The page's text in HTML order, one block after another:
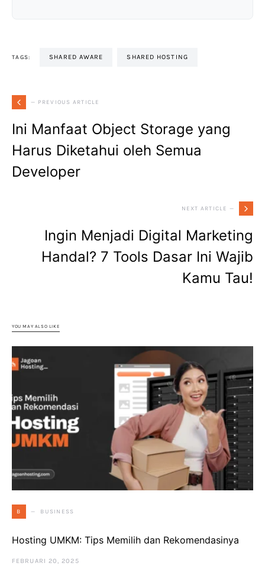
TAGS: SHARED AWARE SHARED HOSTING
— PREVIOUS ARTICLE
Ini Manfaat Object Storage yang
Harus Diketahui oleh Semua
Developer
NEXT ARTICLE —
Ingin Menjadi Digital Marketing
Handal? 7 Tools Dasar Ini Wajib
Kamu Tau!
YOU MAY ALSO LIKE
B BUSINESS
Hosting UMKM: Tips Memilih dan Rekomendasinya
FEBRUARI 20, 2025